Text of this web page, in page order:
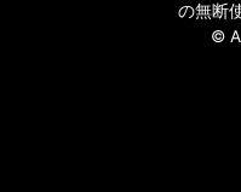
の無断
©